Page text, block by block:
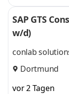
SAP GTS
w/d)
conlab
Dortmund
vor 2 Tagen